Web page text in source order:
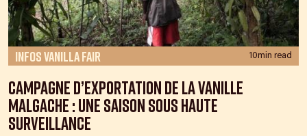
Infos Vanilla Fair 10min read
Campagne d’exportation de la vanille
malgache : une saison sous haute
surveillance